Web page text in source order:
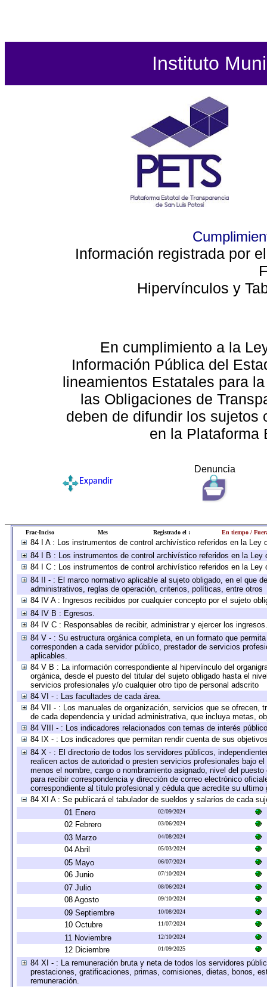
Instituto
Información registrada por
Hipervínculos y
En cumplimiento a la
Información Pública del
lineamientos Estatales para
las Obligaciones de
deben de difundir los sujetos
en la Plataforma
Denuncia
Expandir
Frac-Inciso Mes Registrado el : En tiempo /
84 I A : Los instrumentos de control archivístico referidos en la
84 I B : Los instrumentos de control archivístico referidos en la
84 I C : Los instrumentos de control archivístico referidos en la
84 II - : El marco normativo aplicable al sujeto obligado, en el que
administrativos, reglas de operación, criterios, políticas, entre otros
84 IV A : Ingresos recibidos por cualquier concepto por el sujeto
84 IV B : Egresos.
84 IV C : Responsables de recibir, administrar y ejercer los ingresos.
84 V - : Su estructura orgánica completa, en un formato que
corresponden a cada servidor público, prestador de servicios
aplicables.
84 V B : La información correspondiente al hipervínculo del
orgánica, desde el puesto del titular del sujeto obligado hasta el
servicios profesionales y/o cualquier otro tipo de personal adscrito
84 VI - : Las facultades de cada área.
84 VII - : Los manuales de organización, servicios que se
de cada dependencia y unidad administrativa, que incluya metas,
84 VIII - : Los indicadores relacionados con temas de interés
84 IX - : Los indicadores que permitan rendir cuenta de sus
84 X - : El directorio de todos los servidores públicos,
realicen actos de autoridad o presten servicios profesionales bajo
menos el nombre, cargo o nombramiento asignado, nivel del
para recibir correspondencia y dirección de correo electrónico
correspondiente al título profesional y cédula que acredite su ultimo
84 XI A : Se publicará el tabulador de sueldos y salarios de cada
01 Enero
02/09/2024
02 Febrero 03/06/2024
03 Marzo 04/08/2024
04 Abril 05/03/2024
05 Mayo 06/07/2024
06 Junio 07/10/2024
07 Julio 08/06/2024
08 Agosto 09/10/2024
09 Septiembre 10/08/2024
10 Octubre 11/07/2024
11 Noviembre 12/10/2024
12 Diciembre 01/09/2025
84 XI - : La remuneración bruta y neta de todos los servidores
prestaciones, gratificaciones, primas, comisiones, dietas, bonos,
remuneración.